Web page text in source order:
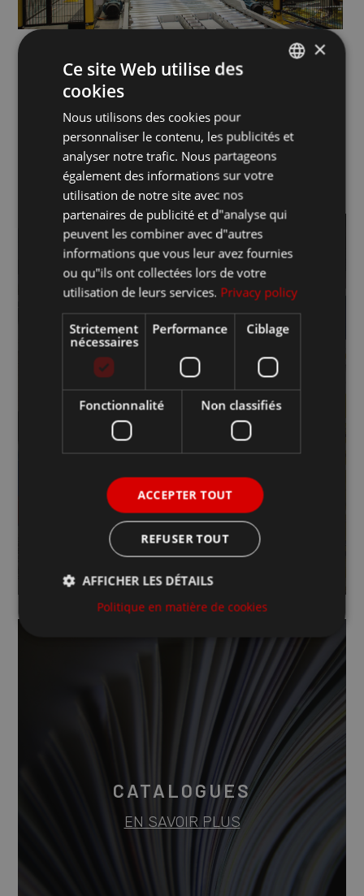
Découvrir les
produits associés
MAGAZINES
EN SAVOIR PLUS
CATALOGUES
EN SAVOIR PLUS
×
Ce site Web utilise des
cookies
Nous utilisons des cookies pour
personnaliser le contenu, les publicités et
analyser notre trafic. Nous partageons
également des informations sur votre
utilisation de notre site avec nos
partenaires de publicité et d"analyse qui
peuvent les combiner avec d"autres
informations que vous leur avez fournies
ou qu"ils ont collectées lors de votre
utilisation de leurs services. Privacy policy
Strictement
nécessaires
Performance Ciblage
Fonctionnalité Non classifiés
ACCEPTER TOUT
REFUSER TOUT
AFFICHER LES DÉTAILS
Politique en matière de cookies